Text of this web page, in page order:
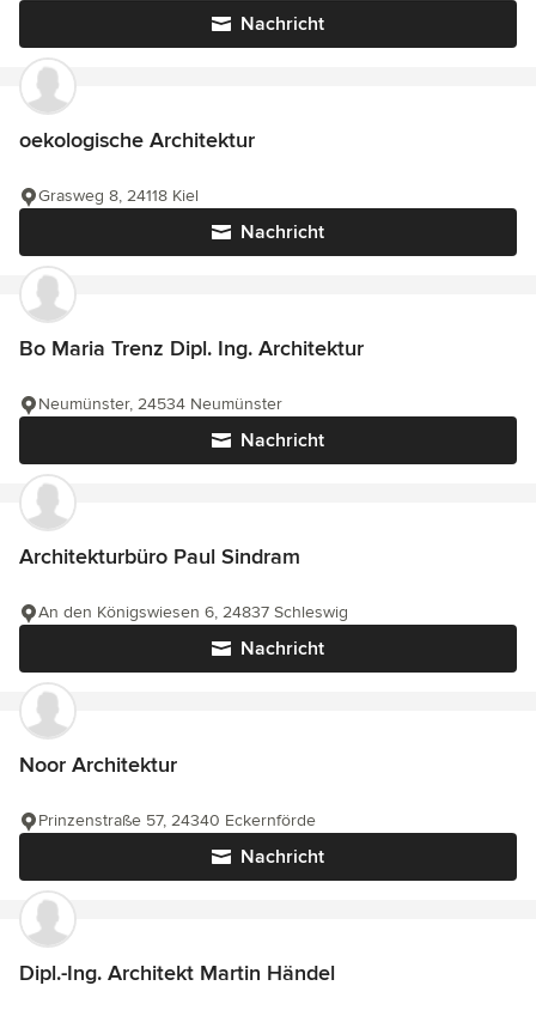
Nachricht
oekologische Architektur
Nachricht
Grasweg 8, 24118 Kiel
Bo Maria Trenz Dipl. Ing. Architektur
Nachricht
Neumünster, 24534 Neumünster
Architekturbüro Paul Sindram
Nachricht
An den Königswiesen 6, 24837 Schleswig
Noor Architektur
Nachricht
Prinzenstraße 57, 24340 Eckernförde
Dipl.-Ing. Architekt Martin Händel